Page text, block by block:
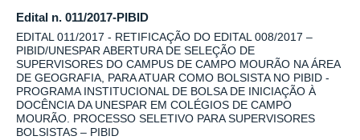
Edital n. 011/2017-PIBID
EDITAL 011/2017 - RETIFICAÇÃO DO EDITAL 008/2017 –
PIBID/UNESPAR ABERTURA DE SELEÇÃO DE
SUPERVISORES DO CAMPUS DE CAMPO MOURÃO NA ÁREA
DE GEOGRAFIA, PARA ATUAR COMO BOLSISTA NO PIBID -
PROGRAMA INSTITUCIONAL DE BOLSA DE INICIAÇÃO À
DOCÊNCIA DA UNESPAR EM COLÉGIOS DE CAMPO
MOURÃO. PROCESSO SELETIVO PARA SUPERVISORES
BOLSISTAS – PIBID